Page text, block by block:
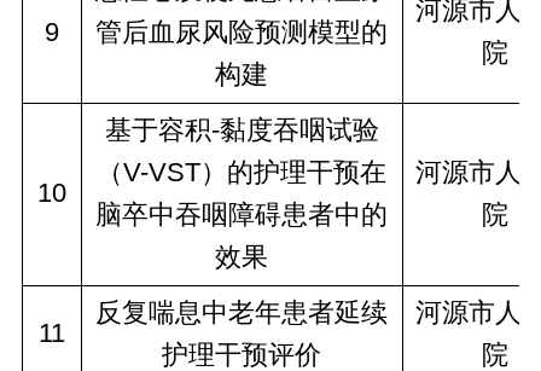
9
管后血尿风险预测模型的
构建
河源市人
院
10
基于容积-黏度吞咽试验
（V-VST）的护理干预在
脑卒中吞咽障碍患者中的
效果
河源市人
院
11
反复喘息中老年患者延续
护理干预评价
河源市人
院